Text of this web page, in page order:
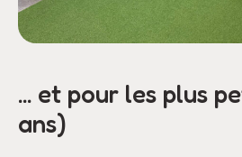
... et pour les plus
ans)